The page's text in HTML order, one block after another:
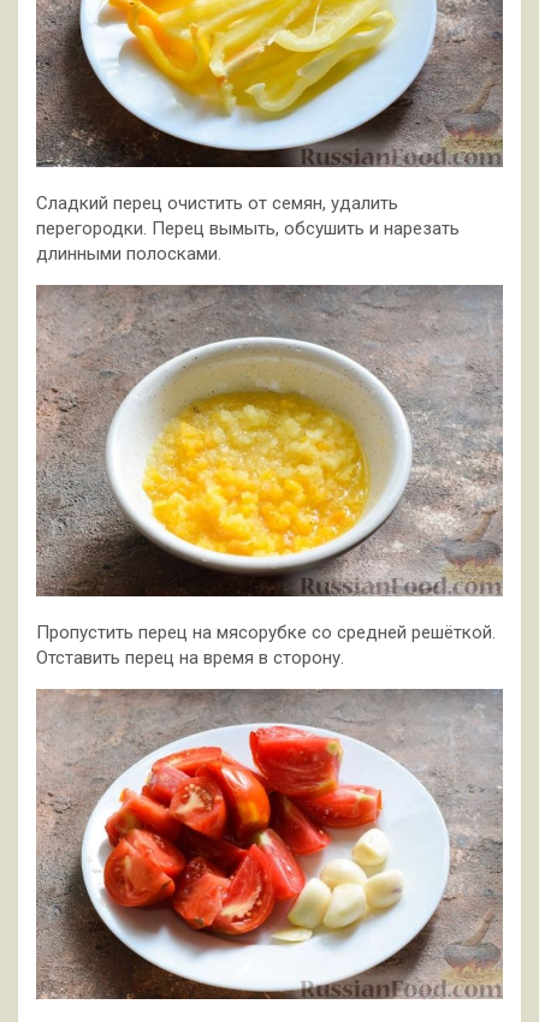
Сладкий перец очистить от семян, удалить
перегородки. Перец вымыть, обсушить и нарезать
длинными полосками.
Пропустить перец на мясорубке со средней решёткой.
Отставить перец на время в сторону.